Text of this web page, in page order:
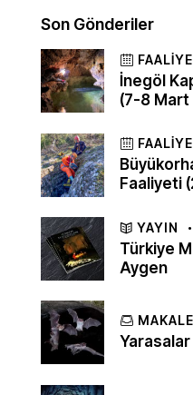
Son Gönderiler
İnegöl
(7-8 Mart
Faaliyeti
YAYIN
Türkiye
Aygen
MAKALE
Yarasalar